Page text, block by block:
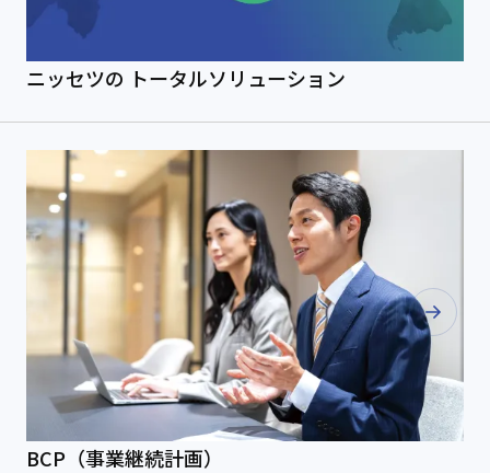
ニッセツの トータルソリューション
BCP（事業継続計画）